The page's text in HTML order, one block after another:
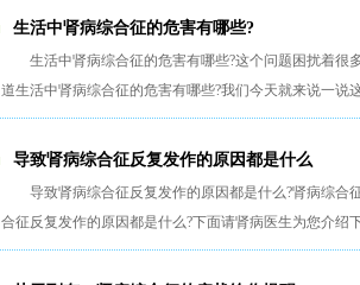
生活中肾病综合征的危害有哪些?
生活中肾病综合征的危害有哪些?这个问题困扰着
道生活中肾病综合征的危害有哪些?我们今天就来说一说
导致肾病综合征反复发作的原因都是什么
导致肾病综合征反复发作的原因都是什么?肾病综
合征反复发作的原因都是什么?下面请肾病医生为您介绍